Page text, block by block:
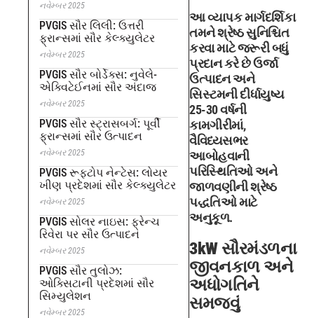
નવેમ્બર 2025
PVGIS સૌર લિલી: ઉત્તરી
ફ્રાન્સમાં સૌર કેલ્ક્યુલેટર
નવેમ્બર 2025
PVGIS સૌર બોર્ડેક્સ: નુવેલે-
એક્વિટેઈનમાં સૌર અંદાજ
નવેમ્બર 2025
PVGIS સૌર સ્ટ્રાસબર્ગ: પૂર્વી
ફ્રાન્સમાં સૌર ઉત્પાદન
નવેમ્બર 2025
PVGIS રૂફટોપ નેન્ટેસ: લોયર
ખીણ પ્રદેશમાં સૌર કેલ્ક્યુલેટર
નવેમ્બર 2025
PVGIS સોલર નાઇસ: ફ્રેન્ચ
રિવેરા પર સૌર ઉત્પાદન
નવેમ્બર 2025
PVGIS સૌર તુલોઝ:
ઓક્સિટાની પ્રદેશમાં સૌર
સિમ્યુલેશન
નવેમ્બર 2025
આ વ્યાપક માર્ગદર્શિકા
તમને શ્રેષ્ઠ સુનિશ્ચિત
કરવા માટે જરૂરી બધું
પ્રદાન કરે છે ઉર્જા
ઉત્પાદન અને
સિસ્ટમની દીર્ધાયુષ્ય
25-30 વર્ષની
કામગીરીમાં,
વૈવિધ્યસભર
આબોહવાની
પરિસ્થિતિઓ અને
જાળવણીની શ્રેષ્ઠ
પદ્ધતિઓ માટે
અનુકૂળ.
3kW સૌરમંડળના
જીવનકાળ અને
અધોગતિને
સમજવું